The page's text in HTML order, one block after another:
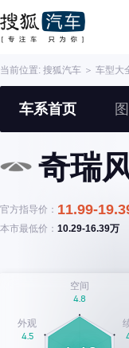
当前位置: 搜狐汽车 ＞ 车型大
车系首页
奇瑞
官方指导价： 11.99-
本市最低价： 10.29-16.39万